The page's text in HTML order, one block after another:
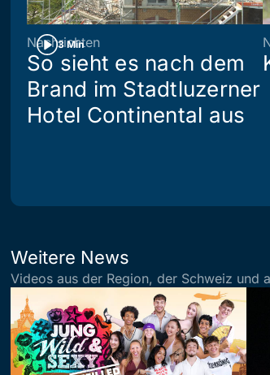
3 Min
Nachrichten
So sieht es nach dem
Brand im Stadtluzerner
Hotel Continental aus
Weitere News
Videos aus der Region, der Schweiz und